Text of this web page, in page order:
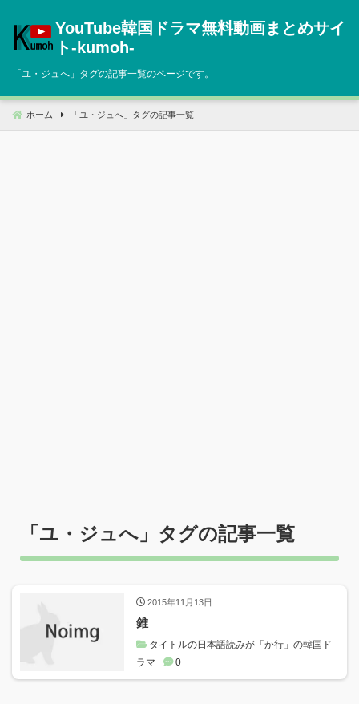
へ
動
YouTube韓国ドラマ無料動画まとめサイ
ト‐kumoh‐
「 ユ・ジュへ 」タグの記事一覧のページです。
ホーム 「 ユ・ジュへ 」タグの記事一覧
「ユ・ジュへ 」タグの記事一覧
2015年11月13日
錐
タイトルの日本語読みが「か行」の韓国ド
ラマ
0